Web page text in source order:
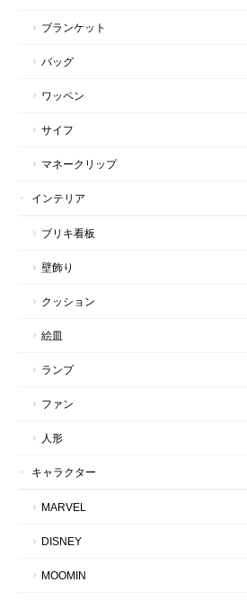
ブランケット
バッグ
ワッペン
サイフ
マネークリップ
インテリア
ブリキ看板
壁飾り
クッション
絵皿
ランプ
ファン
人形
キャラクター
MARVEL
DISNEY
MOOMIN